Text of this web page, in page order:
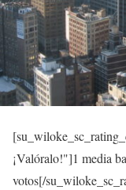
¡Valóralo!"]1 media
votos[/